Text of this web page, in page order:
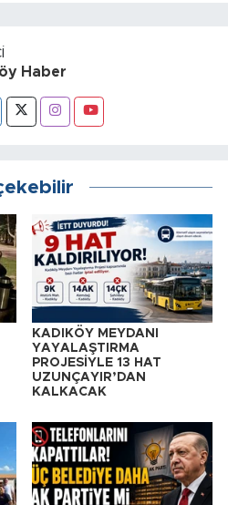
Haber
KADIKÖY MEYDANI
YAYALAŞTIRMA
PROJESİYLE 13 HAT
UZUNÇAYIR’DAN
KALKACAK